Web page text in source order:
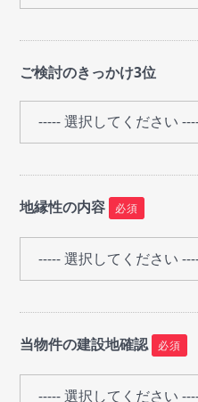
ご検討のきっかけ3位
地縁性の内容 必須
当物件の建設地確認 必須